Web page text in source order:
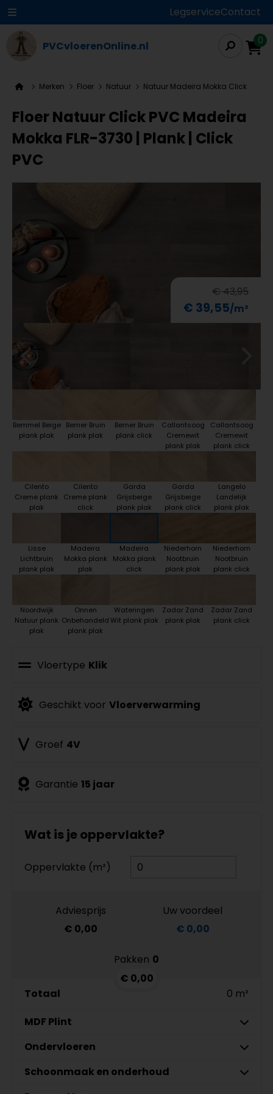
LegserviceContact
PVCvloerenOnline.nl 0
Merken Floer Natuur Natuur Madeira Mokka Click
Floer Natuur Click PVC Madeira
Mokka FLR-3730 | Plank | Click
PVC
€ 43,95
€ 39,55
Bemmel Beige
plank plak
Berner Bruin
plank plak
Berner Bruin
plank click
Callantsoog
Cremewit
plank plak
Callantsoog
Cremewit
plank click
Cilento
Creme plank
plak
Cilento
Creme plank
click
Garda
Grijsbeige
plank plak
Garda
Grijsbeige
plank click
Langelo
Landelijk
plank plak
Lisse
Lichtbruin
plank plak
Madeira
Mokka plank
plak
Madeira
Mokka plank
click
Niederhorn
Nootbruin
plank plak
Niederhorn
Nootbruin
plank click
Noordwijk
Natuur plank
plak
Onnen
Onbehandeld
plank plak
Wateringen
Wit plank plak
Zadar Zand
plank plak
Zadar Zand
plank click
Vloertype Klik
Geschikt voor Vloerverwarming
Groef 4V
Garantie 15 jaar
Wat is je oppervlakte?
Oppervlakte (m²)
Adviesprijs
€ 0,00
Uw voordeel
€ 0,00
Pakken 0
€ 0,00
Totaal
0 m²
MDF Plint
7 cm
MDF plinten 7 cm
Aantal
9 cm
Ondervloeren
Floer Ondervloeren Rigid
Rollen
Schoonmaak en onderhoud